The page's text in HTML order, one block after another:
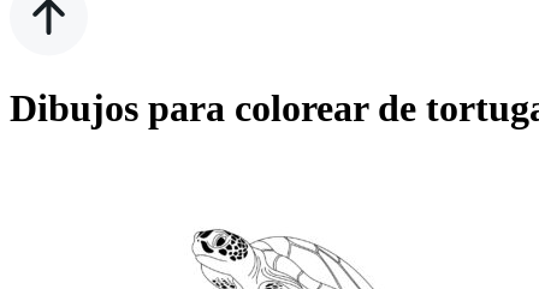
Dibujos para colorear de